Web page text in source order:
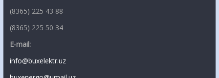
(8365) 225 43 88
(8365) 225 50 34
E-mail:
info@buxelektr.uz